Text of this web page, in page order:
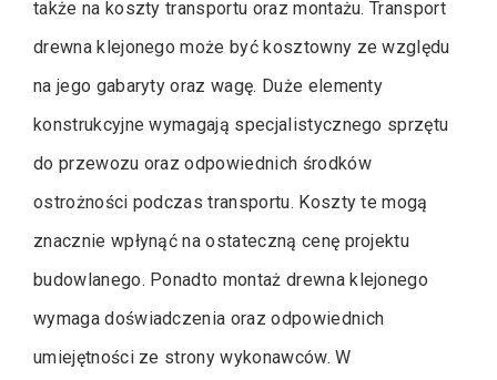
także na koszty transportu oraz montażu. Transport
drewna klejonego może być kosztowny ze względu
na jego gabaryty oraz wagę. Duże elementy
konstrukcyjne wymagają specjalistycznego sprzętu
do przewozu oraz odpowiednich środków
ostrożności podczas transportu. Koszty te mogą
znacznie wpłynąć na ostateczną cenę projektu
budowlanego. Ponadto montaż drewna klejonego
wymaga doświadczenia oraz odpowiednich
umiejętności ze strony wykonawców. W